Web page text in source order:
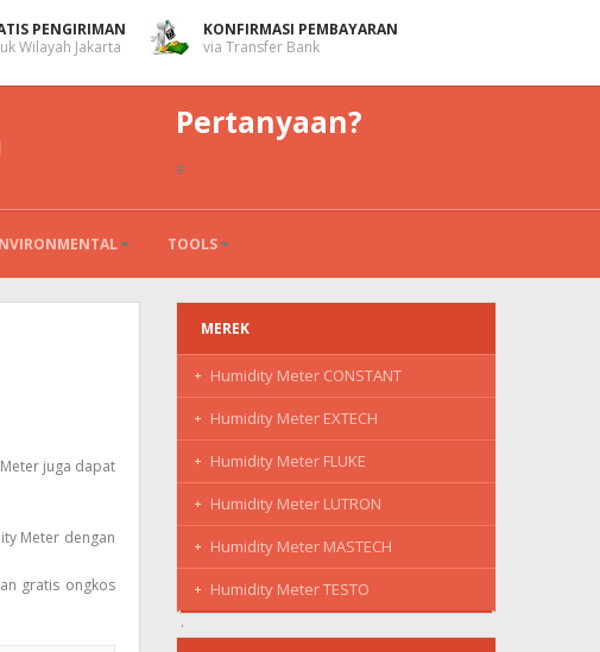
PENGIRIMAN
Wilayah Jakarta
KONFIRMASI PEMBAYARAN
via Transfer Bank
Pertanyaan?
#
TOOLS
juga dapat
Meter dengan
gratis ongkos
MEREK
Humidity Meter CONSTANT
Humidity Meter EXTECH
Humidity Meter FLUKE
Humidity Meter LUTRON
Humidity Meter MASTECH
Humidity Meter TESTO